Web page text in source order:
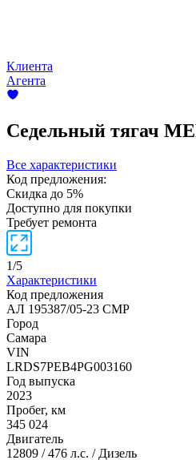
Клиента
Агента
Седельный тягач
Все характеристики
Код предложения:
Скидка до 5%
Доступно для покупки
Требует ремонта
1/5
Характеристики
Код предложения
АЛ 195387/05-23 СМР
Город
Самара
VIN
LRDS7PEB4PG003160
Год выпуска
2023
Пробег, км
345 024
Двигатель
12809 / 476 л.с. / Дизель